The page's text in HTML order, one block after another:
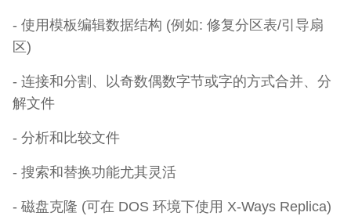
- 使用模板编辑数据结构 (例如: 修复分区表/引导扇
区)
- 连接和分割、以奇数偶数字节或字的方式合并、分
解文件
- 分析和比较文件
- 搜索和替换功能尤其灵活
- 磁盘克隆 (可在 DOS 环境下使用 X-Ways Replica)